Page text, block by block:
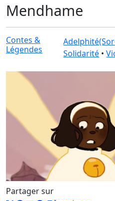
Mendhame
Contes &
Légendes
Solidarité •
Partager sur